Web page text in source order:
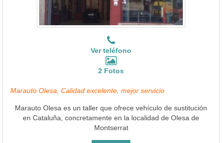
Ver teléfono
2 Fotos
Marauto Olesa, Calidad excelente, mejor servicio
Marauto Olesa es un taller que ofrece vehículo de sustitución
en Cataluña, concretamente en la localidad de Olesa de
Montserrat